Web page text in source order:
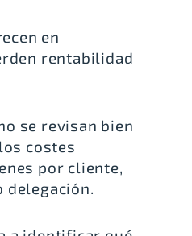
en
rentabilidad
se revisan bien
costes
por cliente,
delegación.